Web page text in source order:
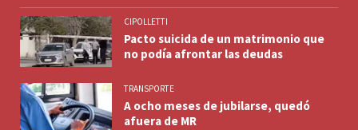
CIPOLLETTI
Pacto suicida de un matrimonio que
no podía afrontar las deudas
TRANSPORTE
A ocho meses de jubilarse, quedó
afuera de MR